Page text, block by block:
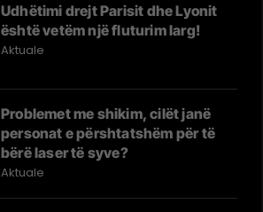
Udhëtimi drejt Parisit dhe Lyonit
është vetëm një fluturim larg!
Aktuale
Problemet me shikim, cilët janë
personat e përshtatshëm për të
bërë laser të syve?
Aktuale